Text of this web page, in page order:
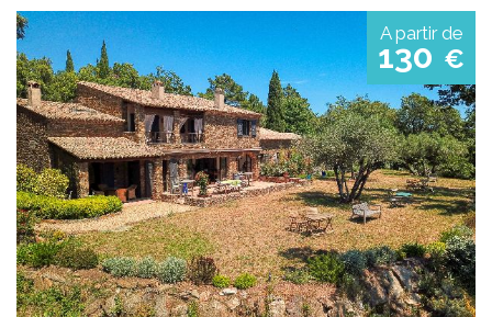
A partir de
130 €